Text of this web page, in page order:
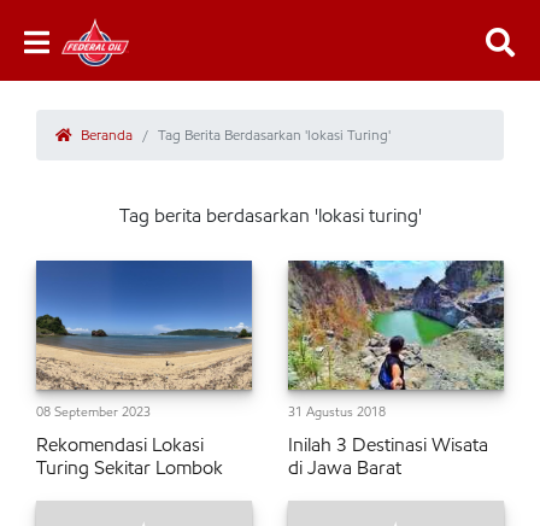
Beranda Tag Berita Berdasarkan 'lokasi Turing'
Tag berita berdasarkan 'lokasi turing'
08 September 2023
Rekomendasi Lokasi
Turing Sekitar Lombok
31 Agustus 2018
Inilah 3 Destinasi Wisata
di Jawa Barat